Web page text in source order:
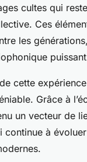
cultes qui
Ces
les
cette
Grâce à
un vecteur de
continue à